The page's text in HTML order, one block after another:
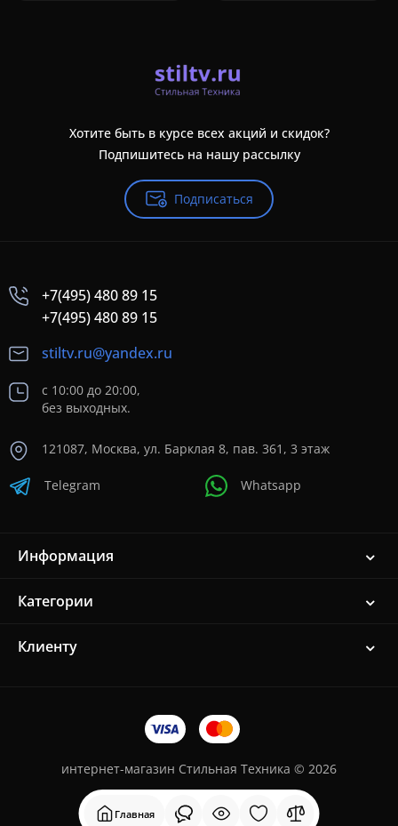
Главная
Хотите быть в курсе всех акций и скидок?
Подпишитесь на нашу рассылку
Подписаться
+7(495) 480 89 15
+7(495) 480 89 15
stiltv.ru@yandex.ru
с 10:00 до 20:00,
без выходных.
121087, Москва, ул. Барклая 8, пав. 361, 3 этаж
Telegram Whatsapp
Информация
Категории
Клиенту
интернет-магазин Стильная Техника © 2026